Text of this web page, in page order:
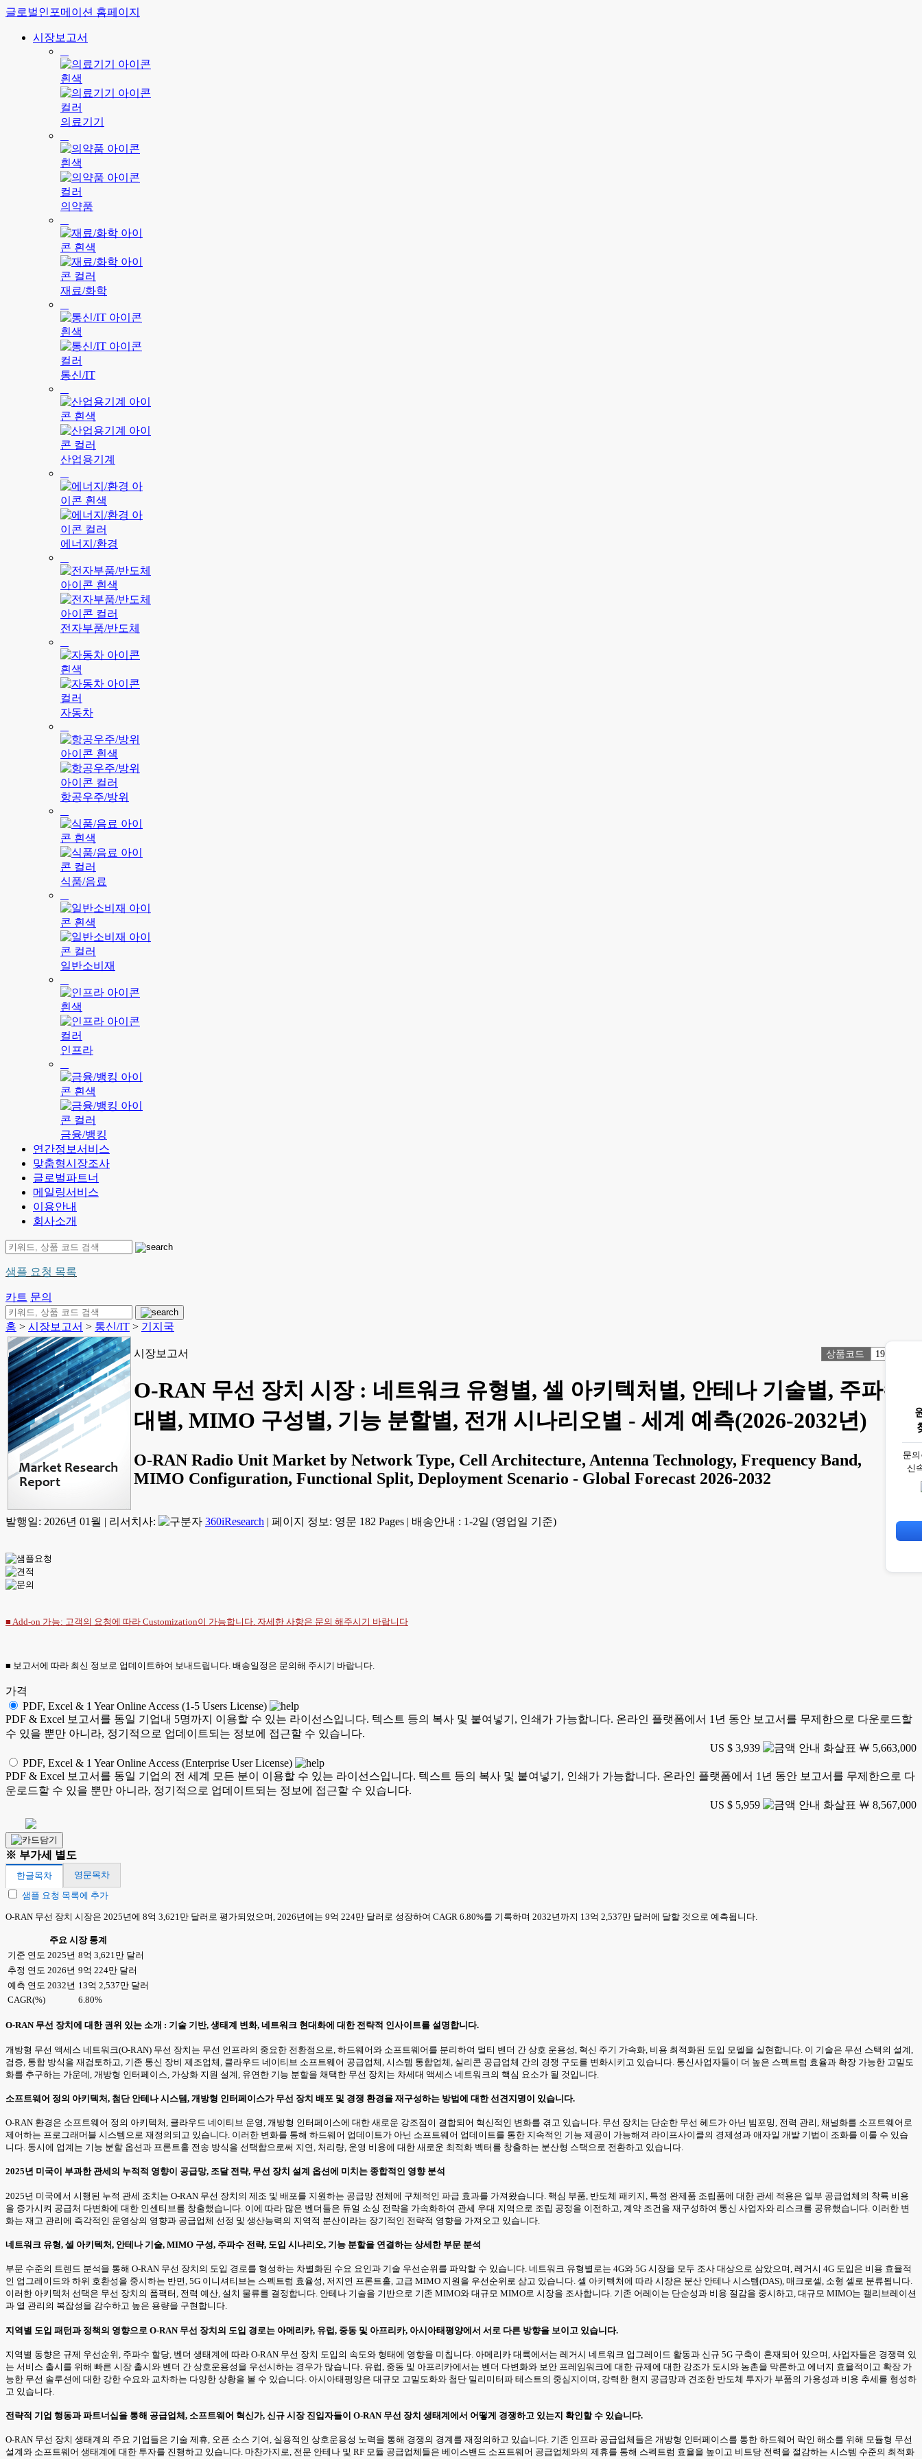
글로벌인포메이션 홈페이지
시장보고서
의료기기
의약품
재료/화학
통신/IT
산업용기계
에너지/환경
전자부품/반도체
자동차
항공우주/방위
식품/음료
일반소비재
인프라
금융/뱅킹
연간정보서비스
맞춤형시장조사
글로벌파트너
메일링서비스
이용안내
회사소개
샘플 요청 목록
카트 문의
홈 > 시장보고서 > 통신/IT > 기지국
시장보고서 상품코드 1914391
O-RAN 무선 장치 시장 : 네트워크 유형별, 셀 아키텍처별, 안테나 기술별, 주파수
대별, MIMO 구성별, 기능 분할별, 전개 시나리오별 - 세계 예측(2026-2032년)
O-RAN Radio Unit Market by Network Type, Cell Architecture, Antenna Technology, Frequency Band,
MIMO Configuration, Functional Split, Deployment Scenario - Global Forecast 2026-2032
발행일: 2026년 01월 | 리서치사: 360iResearch | 페이지 정보: 영문 182 Pages | 배송안내 : 1-2일 (영업일 기준)
■ Add-on 가능: 고객의 요청에 따라 Customization이 가능합니다. 자세한 사항은 문의 해주시기 바랍니다
■ 보고서에 따라 최신 정보로 업데이트하여 보내드립니다. 배송일정은 문의해 주시기 바랍니다.
가격
PDF, Excel & 1 Year Online Access (1-5 Users License)
PDF & Excel 보고서를 동일 기업내 5명까지 이용할 수 있는 라이선스입니다. 텍스트 등의 복사 및 붙여넣기, 인쇄가 가능합니다. 온라인 플랫폼에서 1년 동안 보고서를 무제한으로 다운로드할
수 있을 뿐만 아니라, 정기적으로 업데이트되는 정보에 접근할 수 있습니다.
US $ 3,939
￦ 5,663,000
PDF, Excel & 1 Year Online Access (Enterprise User License)
PDF & Excel 보고서를 동일 기업의 전 세계 모든 분이 이용할 수 있는 라이선스입니다. 텍스트 등의 복사 및 붙여넣기, 인쇄가 가능합니다. 온라인 플랫폼에서 1년 동안 보고서를 무제한으로 다
운로드할 수 있을 뿐만 아니라, 정기적으로 업데이트되는 정보에 접근할 수 있습니다.
US $ 5,959
￦ 8,567,000
※ 부가세 별도
한글목차
영문목차
샘플 요청 목록에 추가
O-RAN 무선 장치 시장은 2025년에 8억 3,621만 달러로 평가되었으며, 2026년에는 9억 224만 달러로 성장하여 CAGR 6.80%를 기록하며 2032년까지 13억 2,537만 달러에 달할 것으로 예측됩니다.
주요 시장 통계
기준 연도 2025년 8억 3,621만 달러
추정 연도 2026년 9억 224만 달러
예측 연도 2032년 13억 2,537만 달러
CAGR(%)
6.80%
O-RAN 무선 장치에 대한 권위 있는 소개 : 기술 기반, 생태계 변화, 네트워크 현대화에 대한 전략적 인사이트를 설명합니다.
개방형 무선 액세스 네트워크(O-RAN) 무선 장치는 무선 인프라의 중요한 전환점으로, 하드웨어와 소프트웨어를 분리하여 멀티 벤더 간 상호 운용성, 혁신 주기 가속화, 비용 최적화된 도입 모델을 실현합니다. 이 기술은 무선 스택의 설계,
검증, 통합 방식을 재검토하고, 기존 통신 장비 제조업체, 클라우드 네이티브 소프트웨어 공급업체, 시스템 통합업체, 실리콘 공급업체 간의 경쟁 구도를 변화시키고 있습니다. 통신사업자들이 더 높은 스펙트럼 효율과 확장 가능한 고밀도
화를 추구하는 가운데, 개방형 인터페이스, 가상화 지원 설계, 유연한 기능 분할을 채택한 무선 장치는 차세대 액세스 네트워크의 핵심 요소가 될 것입니다.
소프트웨어 정의 아키텍처, 첨단 안테나 시스템, 개방형 인터페이스가 무선 장치 배포 및 경쟁 환경을 재구성하는 방법에 대한 선견지명이 있습니다.
O-RAN 환경은 소프트웨어 정의 아키텍처, 클라우드 네이티브 운영, 개방형 인터페이스에 대한 새로운 강조점이 결합되어 혁신적인 변화를 겪고 있습니다. 무선 장치는 단순한 무선 헤드가 아닌 빔포밍, 전력 관리, 채널화를 소프트웨어로
제어하는 프로그래머블 시스템으로 재정의되고 있습니다. 이러한 변화를 통해 하드웨어 업데이트가 아닌 소프트웨어 업데이트를 통한 지속적인 기능 제공이 가능해져 라이프사이클의 경제성과 애자일 개발 기법이 조화를 이룰 수 있습
니다. 동시에 업계는 기능 분할 옵션과 프론트홀 전송 방식을 선택함으로써 지연, 처리량, 운영 비용에 대한 새로운 최적화 벡터를 창출하는 분산형 스택으로 전환하고 있습니다.
2025년 미국이 부과한 관세의 누적적 영향이 공급망, 조달 전략, 무선 장치 설계 옵션에 미치는 종합적인 영향 분석
2025년 미국에서 시행된 누적 관세 조치는 O-RAN 무선 장치의 제조 및 배포를 지원하는 공급망 전체에 구체적인 파급 효과를 가져왔습니다. 핵심 부품, 반도체 패키지, 특정 완제품 조립품에 대한 관세 적용은 일부 공급업체의 착륙 비용
을 증가시켜 공급처 다변화에 대한 인센티브를 창출했습니다. 이에 따라 많은 벤더들은 듀얼 소싱 전략을 가속화하여 관세 우대 지역으로 조립 공정을 이전하고, 계약 조건을 재구성하여 통신 사업자와 리스크를 공유했습니다. 이러한 변
화는 재고 관리에 즉각적인 운영상의 영향과 공급업체 선정 및 생산능력의 지역적 분산이라는 장기적인 전략적 영향을 가져오고 있습니다.
네트워크 유형, 셀 아키텍처, 안테나 기술, MIMO 구성, 주파수 전략, 도입 시나리오, 기능 분할을 연결하는 상세한 부문 분석
부문 수준의 트렌드 분석을 통해 O-RAN 무선 장치의 도입 경로를 형성하는 차별화된 수요 요인과 기술 우선순위를 파악할 수 있습니다. 네트워크 유형별로는 4G와 5G 시장을 모두 조사 대상으로 삼았으며, 레거시 4G 도입은 비용 효율적
인 업그레이드와 하위 호환성을 중시하는 반면, 5G 이니셔티브는 스펙트럼 효율성, 저지연 프론트홀, 고급 MIMO 지원을 우선순위로 삼고 있습니다. 셀 아키텍처에 따라 시장은 분산 안테나 시스템(DAS), 매크로셀, 소형 셀로 분류됩니다.
이러한 아키텍처 선택은 무선 장치의 폼팩터, 전력 예산, 설치 물류를 결정합니다. 안테나 기술을 기반으로 기존 MIMO와 대규모 MIMO로 시장을 조사합니다. 기존 어레이는 단순성과 비용 절감을 중시하고, 대규모 MIMO는 캘리브레이션
과 열 관리의 복잡성을 감수하고 높은 용량을 구현합니다.
지역별 도입 패턴과 정책의 영향으로 O-RAN 무선 장치의 도입 경로는 아메리카, 유럽, 중동 및 아프리카, 아시아태평양에서 서로 다른 방향을 보이고 있습니다.
지역별 동향은 규제 우선순위, 주파수 할당, 벤더 생태계에 따라 O-RAN 무선 장치 도입의 속도와 형태에 영향을 미칩니다. 아메리카 대륙에서는 레거시 네트워크 업그레이드 활동과 신규 5G 구축이 혼재되어 있으며, 사업자들은 경쟁력 있
는 서비스 출시를 위해 빠른 시장 출시와 벤더 간 상호운용성을 우선시하는 경우가 많습니다. 유럽, 중동 및 아프리카에서는 벤더 다변화와 보안 프레임워크에 대한 규제에 대한 강조가 도시와 농촌을 막론하고 에너지 효율적이고 확장 가
능한 무선 솔루션에 대한 강한 수요와 교차하는 다양한 상황을 볼 수 있습니다. 아시아태평양은 대규모 고밀도화와 첨단 밀리미터파 테스트의 중심지이며, 강력한 현지 공급망과 견조한 반도체 투자가 부품의 가용성과 비용 추세를 형성하
고 있습니다.
전략적 기업 행동과 파트너십을 통해 공급업체, 소프트웨어 혁신가, 신규 시장 진입자들이 O-RAN 무선 장치 생태계에서 어떻게 경쟁하고 있는지 확인할 수 있습니다.
O-RAN 무선 장치 생태계의 주요 기업들은 기술 제휴, 오픈 소스 기여, 실용적인 상호운용성 노력을 통해 경쟁의 경계를 재정의하고 있습니다. 기존 인프라 공급업체들은 개방형 인터페이스를 통한 하드웨어 락인 해소를 위해 모듈형 무선
설계와 소프트웨어 생태계에 대한 투자를 진행하고 있습니다. 마찬가지로, 전문 안테나 및 RF 모듈 공급업체들은 베이스밴드 소프트웨어 공급업체와의 제휴를 통해 스펙트럼 효율을 높이고 비트당 전력을 절감하는 시스템 수준의 최적화
문
신